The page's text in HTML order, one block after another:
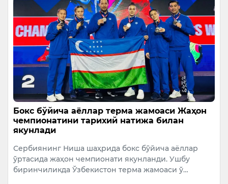
Бокс бўйича аёллар терма жамоаси Жаҳон
чемпионатини тарихий натижа билан
якунлади
Сербиянинг Ниша шаҳрида бокс бўйича аёллар
ўртасида жаҳон чемпионати якунланди. Ушбу
биринчиликда Ўзбекистон терма жамоаси ў…